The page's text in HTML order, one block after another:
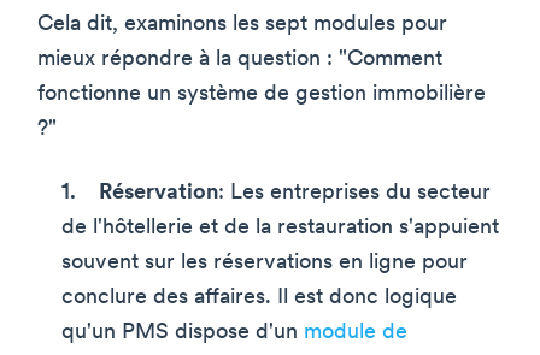
Cela dit, examinons les sept modules pour
mieux répondre à la question : "Comment
fonctionne un système de gestion immobilière
?"
Réservation: Les entreprises du secteur
de l'hôtellerie et de la restauration s'appuient
souvent sur les réservations en ligne pour
conclure des affaires. Il est donc logique
qu'un PMS dispose d'un module de